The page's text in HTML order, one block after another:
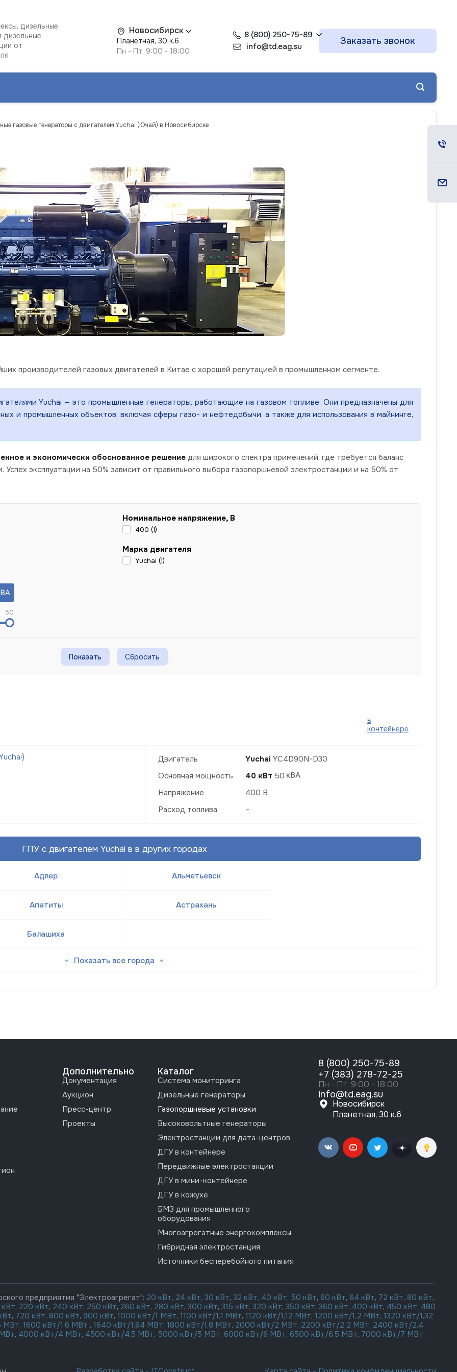
дизельные
дизельные
от
Новосибирск
Планетная, 30 к.6
Пн - Пт: 9:00 - 18:00
8 (800) 250-75-89
info@td.eag.su
Заказать звонок
газовые генераторы с двигателем Yuchai (Ючай) в Новосибирске
производителей газовых двигателей в Китае с хорошей репутацией в промышленном сегменте.
Yuchai — это промышленные генераторы, работающие на газовом топливе. Они предназначены для
и промышленных объектов, включая сферы газо- и нефтедобычи, а также для использования в майнинге,
и экономически обоснованное решение для широкого спектра применений, где требуется баланс
эксплуатации на 50% зависит от правильного выбора газопоршневой электростанции и на 50% от
50
Номинальное напряжение, В
400 (1)
Марка двигателя
Yuchai (1)
Сбросить
в
контейнере
Двигатель Yuchai YC4D90N-D30
Основная мощность
40 кВт 50
Напряжение
400 В
Расход топлива
–
ГПУ с двигателем Yuchai в в других городах
Адлер Альметьевск
Апатиты Астрахань
Балашиха
Показать все города
Дополнительно
Документация
Аукцион
Пресс-центр
Проекты
Каталог
Система мониторинга
Дизельные генераторы
Газопоршневые установки
Высоковольтные генераторы
Электростанции для дата-центров
ДГУ в контейнере
Передвижные электростанции
ДГУ в мини-контейнере
ДГУ в кожухе
БМЗ для промышленного
оборудования
Многоагрегатные энергокомплексы
Гибридная электростанция
Источники бесперебойного питания
8 (800) 250-75-89
+7 (383) 278-72-25
Пн - Пт: 9:00 - 18:00
info@td.eag.su
Новосибирск
Планетная, 30 к.6
предприятия "Электроагрегат": 20 кВт, 24 кВт, 30 кВт, 32 кВт, 40 кВт, 50 кВт, 60 кВт, 64 кВт, 72 кВт, 80 кВт,
, 220 кВт, 240 кВт, 250 кВт, 260 кВт, 280 кВт, 300 кВт, 315 кВт, 320 кВт, 350 кВт, 360 кВт, 400 кВт, 450 кВт, 480
, 720 кВт, 800 кВт, 900 кВт, 1000 кВт/1 МВт, 1100 кВт/1,1 МВт, 1120 кВт/1,12 МВт, 1200 кВт/1,2 МВт, 1320 кВт/1,32
МВт, 1600 кВт/1,6 МВт , 1640 кВт/1,64 МВт, 1800 кВт/1,8 МВт, 2000 кВт/2 МВт, 2200 кВт/2,2 МВт, 2400 кВт/2,4
, 4000 кВт/4 МВт, 4500 кВт/4,5 МВт, 5000 кВт/5 МВт, 6000 кВт/6 МВт, 6500 кВт/6,5 МВт, 7000 кВт/7 МВт,